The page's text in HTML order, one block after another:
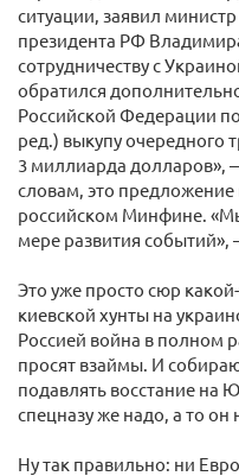
ситуации, заявил
президента РФ
сотрудничеству с
обратился
Российской Федерации
ред.) выкупу очередного
3 миллиарда долларов»,
словам, это
российском Минфине.
мере развития
Это уже просто сюр
киевской хунты на
Россией война в полном
просят взаймы. И
подавлять восстание на
спецназу же надо, а то он
Ну так правильно: ни